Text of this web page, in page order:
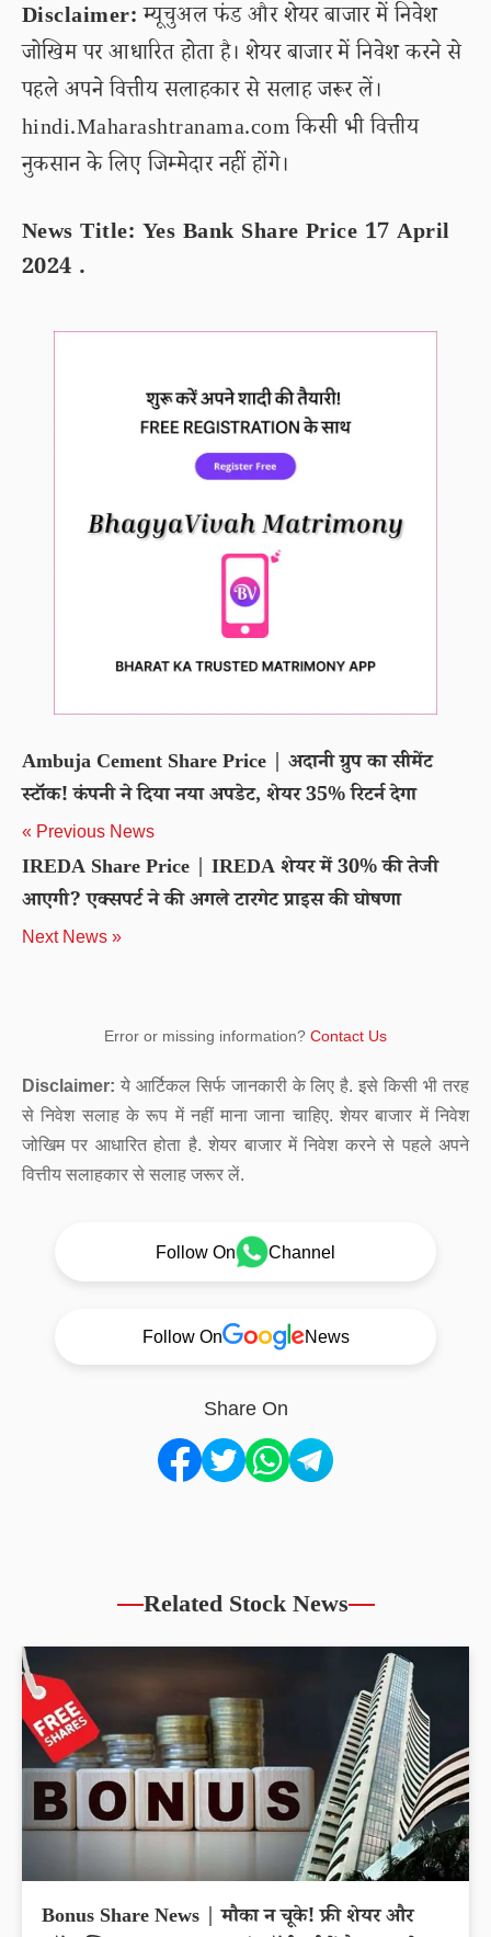
Disclaimer:म्यूचुअल फंड और शेयर बाजार में निवेश
जोखिम पर आधारित होता है। शेयर बाजार में निवेश करने से
पहले अपने वित्तीय सलाहकार से सलाह जरूर लें।
hindi.Maharashtranama.com किसी भी वित्तीय
नुकसान के लिए जिम्मेदार नहीं होंगे।
News Title: Yes Bank Share Price 17 April
2024 .
Ambuja Cement Share Price | अदानी ग्रुप का सीमेंट
स्टॉक! कंपनी ने दिया नया अपडेट, शेयर 35% रिटर्न देगा
« Previous News
IREDA Share Price | IREDA शेयर में 30% की तेजी
आएगी? एक्सपर्ट ने की अगले टारगेट प्राइस की घोषणा
Next News »
Error or missing information? Contact Us
Disclaimer: ये आर्टिकल सिर्फ जानकारी के लिए है. इसे किसी भी तरह
से निवेश सलाह के रूप में नहीं माना जाना चाहिए. शेयर बाजार में निवेश
जोखिम पर आधारित होता है. शेयर बाजार में निवेश करने से पहले अपने
वित्तीय सलाहकार से सलाह जरूर लें.
Follow On Channel
Follow On News
Share On
Related Stock News
Bonus Share News | मौका न चूके! फ्री शेयर और